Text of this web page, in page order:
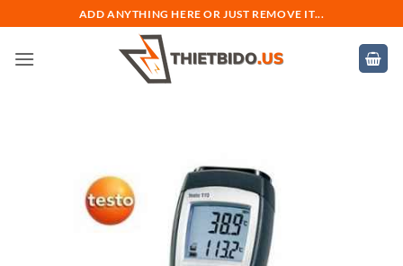
qua
nội
ADD ANYTHING HERE OR JUST REMOVE IT...